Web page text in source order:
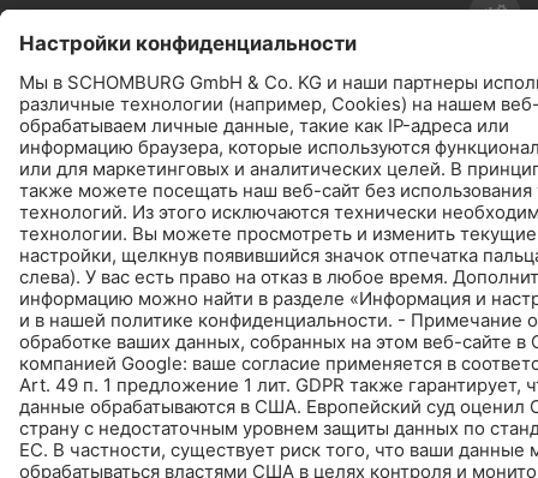
СИСТЕМЫ
РАСЧЁТ РАСХОДА
ПЕРЕЙТИ К КАЛЬКУЛЯТОРУ
ПРОДУКТЫ
НАЙТИ - КУПИТЬ - ИНФОРМИРУЕТ
© Schomburg. Импрессум| Информация по защите данных для посетителей сайта